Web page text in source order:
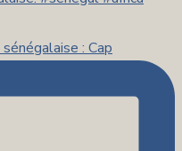
: Cap